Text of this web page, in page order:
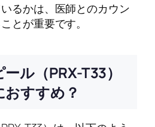
るかは、医師とのカウン
とが重要です。
ル（PRX-T33）
すすめ？